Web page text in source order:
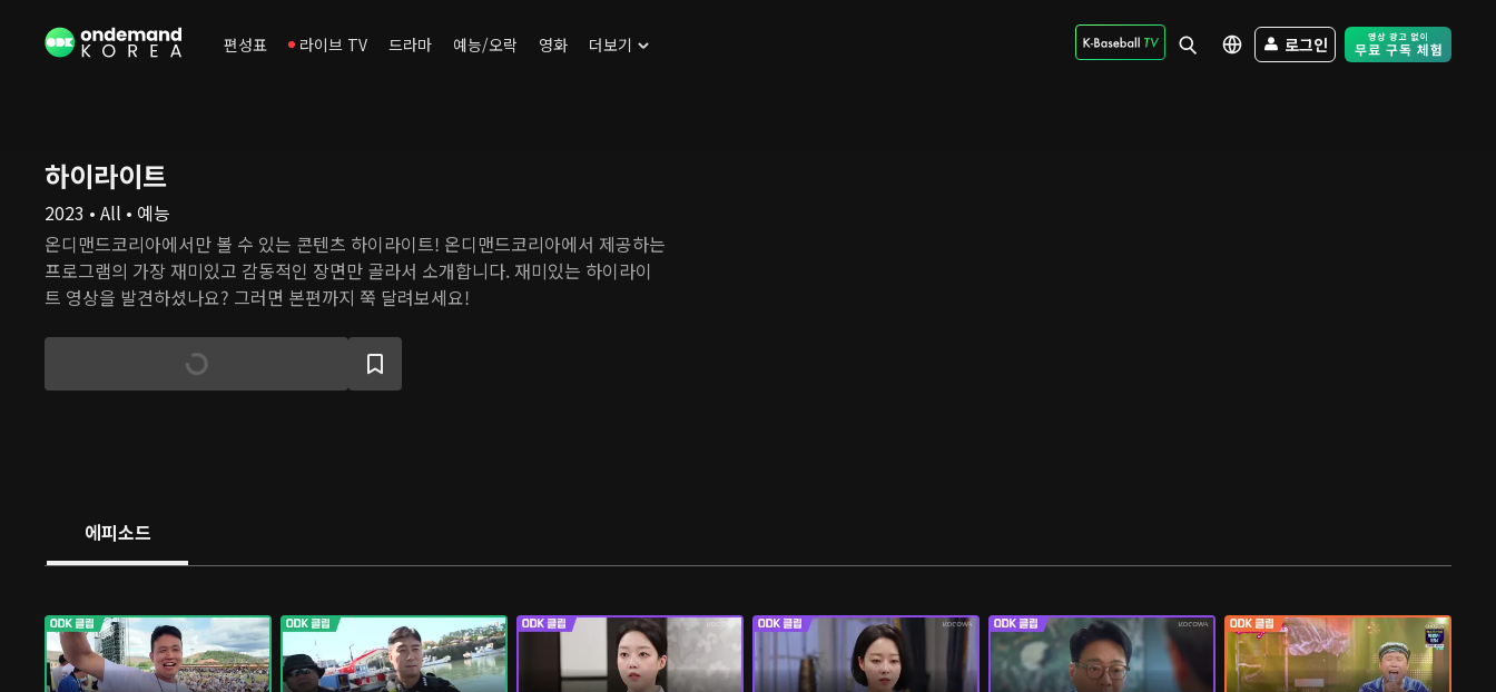
편성표 라이브 TV 드라마 예능/오락 영화 더보기 로그인 Free Trial -
하이라이트
2023 • All • 예능
온디맨드코리아에서만 볼 수 있는 콘텐츠 하이라이트! 온디맨드코리아에서 제공하는
프로그램의 가장 재미있고 감동적인 장면만 골라서 소개합니다. 재미있는 하이라이
트 영상을 발견하셨나요? 그러면 본편까지 쭉 달려보세요!
에피소드